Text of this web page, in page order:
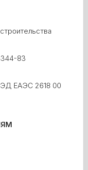
83
ЕАЭС 2618 00